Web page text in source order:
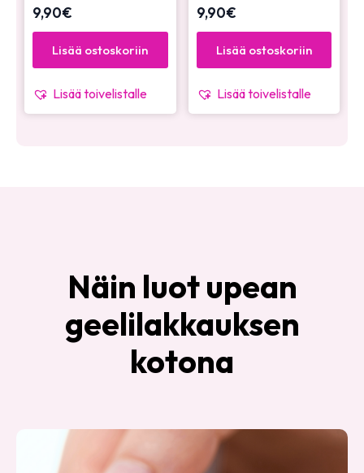
9,90€
Lisää ostoskoriin
Lisää toivelistalle
9,90€
Lisää ostoskoriin
Lisää toivelistalle
Näin luot upean
geelilakkauksen
kotona